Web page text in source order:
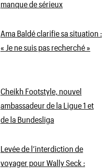
manque de sérieux
Ama Baldé clarifie sa situation :
« Je ne suis pas recherché »
Cheikh Footstyle, nouvel
ambassadeur de la Ligue 1 et
de la Bundesliga
Levée de l’interdiction de
voyager pour Wally Seck :